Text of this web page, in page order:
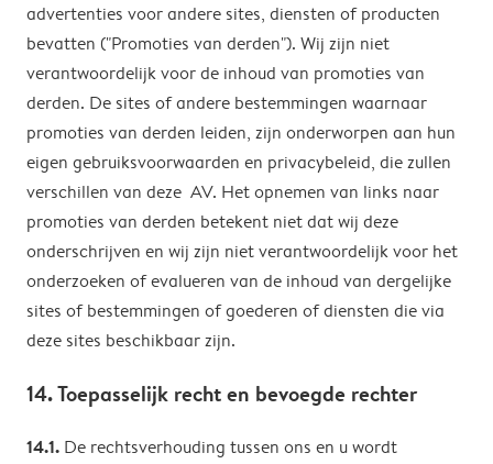
advertenties voor andere sites, diensten of producten
bevatten ("Promoties van derden"). Wij zijn niet
verantwoordelijk voor de inhoud van promoties van
derden. De sites of andere bestemmingen waarnaar
promoties van derden leiden, zijn onderworpen aan hun
eigen gebruiksvoorwaarden en privacybeleid, die zullen
verschillen van deze AV. Het opnemen van links naar
promoties van derden betekent niet dat wij deze
onderschrijven en wij zijn niet verantwoordelijk voor het
onderzoeken of evalueren van de inhoud van dergelijke
sites of bestemmingen of goederen of diensten die via
deze sites beschikbaar zijn.
14. Toepasselijk recht en bevoegde rechter
14.1. De rechtsverhouding tussen ons en u wordt